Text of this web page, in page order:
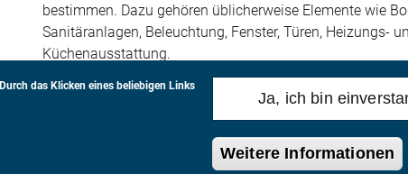
bestimmen. Dazu gehören üblicherweise Elemente wie
Sanitäranlagen, Beleuchtung, Fenster, Türen, Heizungs-
Küchenausstattung.
Durch das Klicken eines beliebigen Links
Ja, ich bin
Weitere Informationen